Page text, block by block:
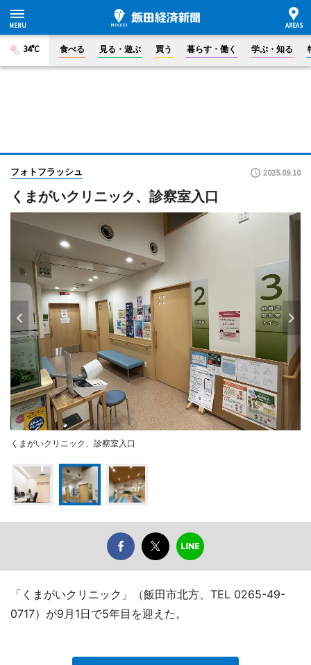
34°C 食べる 見る・遊ぶ 買う 暮らす・働く 学ぶ・知る
フォトフラッシュ 2025.09.10
くまがいクリニック、診察室入口
くまがいクリニック、診察室入口
「くまがいクリニック」（飯田市北方、TEL 0265-49-
0717）が9月1日で5年目を迎えた。